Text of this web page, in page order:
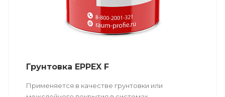
Грунтовка EPPEX F
Применяется в качестве грунтовки или